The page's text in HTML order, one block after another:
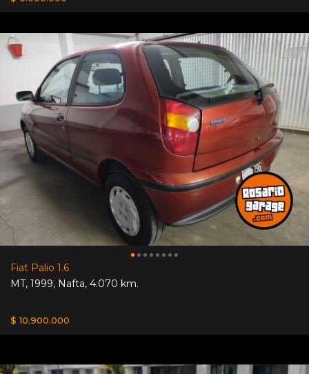
Fiat Palio 1.6
MT, 1999, Nafta, 4.070 km.
$ 10.900.000